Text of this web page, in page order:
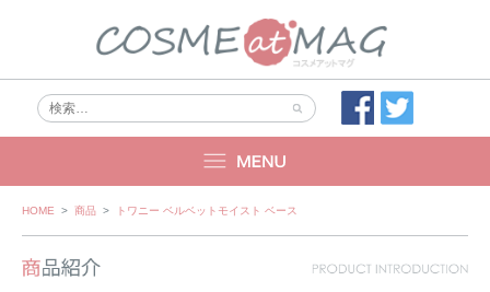
Skip
HOME > 商品 > トワニー ベルベットモイスト ベース